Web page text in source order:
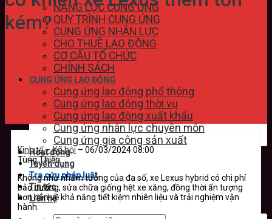
NĂNG LỰC CUNG ỨNG
QUY TRÌNH CUNG ỨNG
CUNG ỨNG NHÂN LỰC
CHO THUÊ LAO ĐỘNG
CƠ CẤU TỔ CHỨC
CHÍNH SÁCH
CUNG ỨNG LAO ĐỘNG
Cung ứng lao động phổ thông
Cung ứng lao động thời vụ
Cung ứng lao động xuất khẩu
Cung ứng nhân lực chuyên môn
Cung ứng gia công sản xuất
Hoạt động
Tuyển dụng
Tra cứu pháp luật
Tin tức
Liên hệ
kém?
Kinh tế – Xã hội – 06/03/2024 08:00
Tùng Thiện
Không như nhầm tưởng của đa số, xe Lexus hybrid có chi phí
bảo dưỡng, sửa chữa giống hệt xe xăng, đồng thời ấn tượng
hơn hẳn về khả năng tiết kiệm nhiên liệu và trải nghiệm vận
hành.